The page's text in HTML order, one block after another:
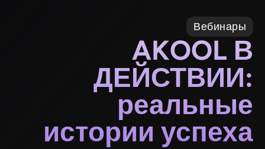
Вебинары
AKOOL В
ДЕЙСТВИИ:
реальные
истории успеха